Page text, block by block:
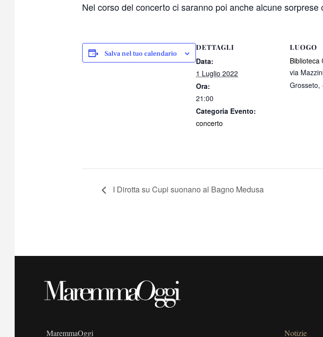
Nel corso del concerto ci saranno poi anche alcune
Salva nel tuo calendario
DETTAGLI
Data:
1 Luglio 2022
Ora:
21:00
Categoria Evento:
concerto
LUOGO
Biblioteca
via
Grosseto,
I Dirotta su Cupi suonano al Bagno Medusa
MaremmaOggi Notizie